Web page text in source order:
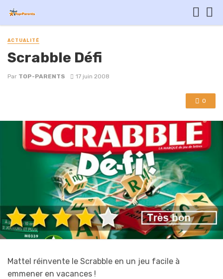
ACTUALITÉ
Scrabble Défi
Par TOP-PARENTS 17 juin 2008
0
Mattel réinvente le Scrabble en un jeu facile à
emmener en vacances !